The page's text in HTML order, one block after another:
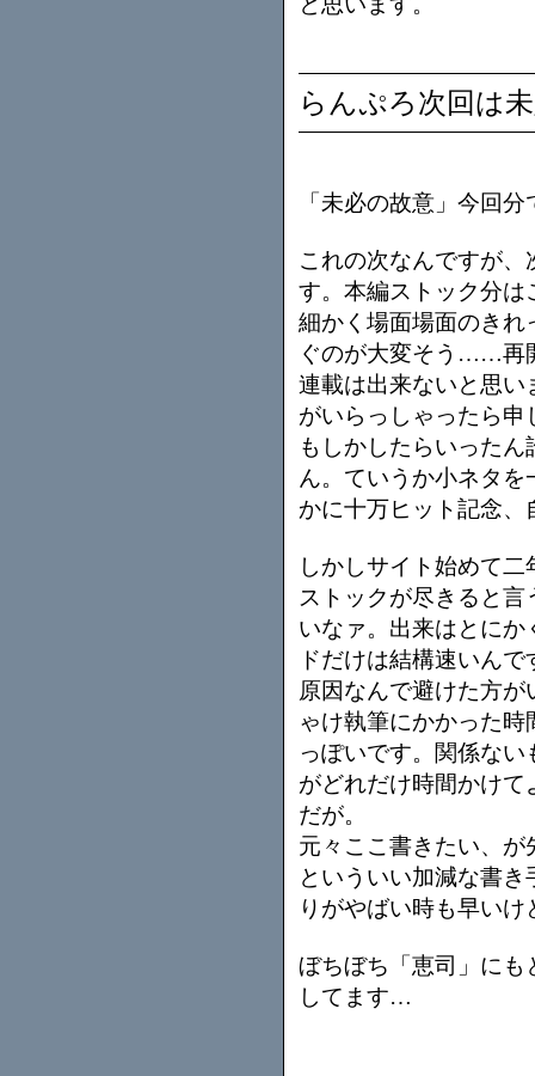
らんぷろ次回は
「未必の故意」今回
これの次なんですが
す。本編ストック分は
細かく場面場面のきれ
ぐのが大変そう……再
連載は出来ないと思い
がいらっしゃったら
もしかしたらいった
ん。ていうか小ネタ
かに十万ヒット記念
しかしサイト始めて
ストックが尽きると
いなァ。出来はとに
ドだけは結構速いん
原因なんで避けた方
ゃけ執筆にかかった
っぽいです。関係な
がどれだけ時間かけ
だが。
元々ここ書きたい、
といういい加減な書
りがやばい時も早いけ
ぼちぼち「恵司」にも
してます…